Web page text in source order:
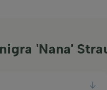
'Nana'